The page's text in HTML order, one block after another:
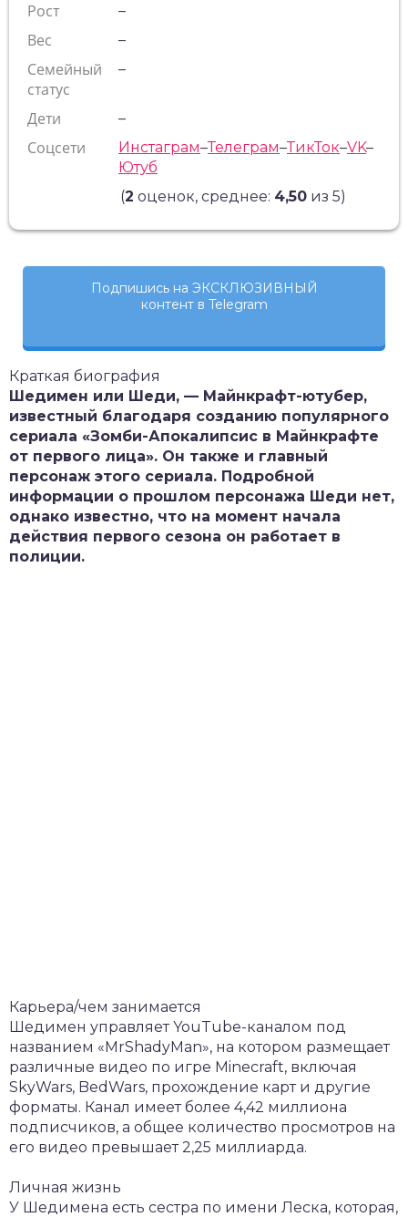
Рост –
Вес –
Семейный
статус
–
Дети –
Соцсети Инстаграм–Телеграм–ТикТок–VK–
Ютуб
(2 оценок, среднее: 4,50 из 5)
Подпишись на ЭКСКЛЮЗИВНЫЙ
контент в Telegram
Краткая биография
Шедимен или Шеди, — Майнкрафт-ютубер,
известный благодаря созданию популярного
сериала «Зомби-Апокалипсис в Майнкрафте
от первого лица». Он также и главный
персонаж этого сериала. Подробной
информации о прошлом персонажа Шеди нет,
однако известно, что на момент начала
действия первого сезона он работает в
полиции.
Карьера/чем занимается
Шедимен управляет YouTube-каналом под
названием «MrShadyMan», на котором размещает
различные видео по игре Minecraft, включая
SkyWars, BedWars, прохождение карт и другие
форматы. Канал имеет более 4,42 миллиона
подписчиков, а общее количество просмотров на
его видео превышает 2,25 миллиарда.
Личная жизнь
У Шедимена есть сестра по имени Леска, которая,